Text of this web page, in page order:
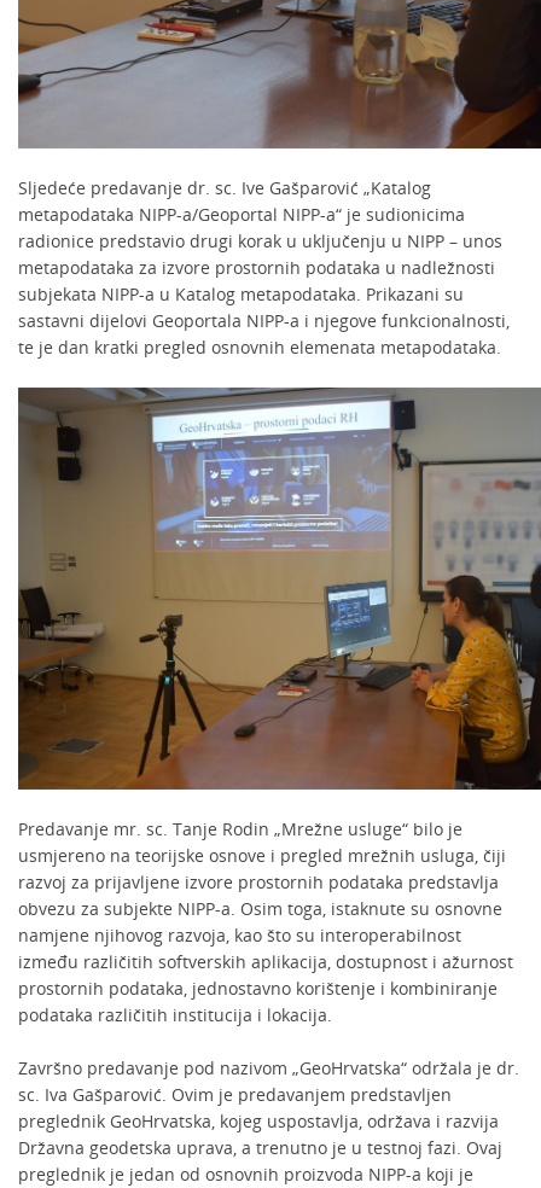
Sljedeće predavanje dr. sc. Ive Gašparović „Katalog
metapodataka NIPP-a/Geoportal NIPP-a“ je sudionicima
radionice predstavio drugi korak u uključenju u NIPP – unos
metapodataka za izvore prostornih podataka u nadležnosti
subjekata NIPP-a u Katalog metapodataka. Prikazani su
sastavni dijelovi Geoportala NIPP-a i njegove funkcionalnosti,
te je dan kratki pregled osnovnih elemenata metapodataka.
Predavanje mr. sc. Tanje Rodin „Mrežne usluge“ bilo je
usmjereno na teorijske osnove i pregled mrežnih usluga, čiji
razvoj za prijavljene izvore prostornih podataka predstavlja
obvezu za subjekte NIPP-a. Osim toga, istaknute su osnovne
namjene njihovog razvoja, kao što su interoperabilnost
između različitih softverskih aplikacija, dostupnost i ažurnost
prostornih podataka, jednostavno korištenje i kombiniranje
podataka različitih institucija i lokacija.
Završno predavanje pod nazivom „GeoHrvatska“ održala je dr.
sc. Iva Gašparović. Ovim je predavanjem predstavljen
preglednik GeoHrvatska, kojeg uspostavlja, održava i razvija
Državna geodetska uprava, a trenutno je u testnoj fazi. Ovaj
preglednik je jedan od osnovnih proizvoda NIPP-a koji je